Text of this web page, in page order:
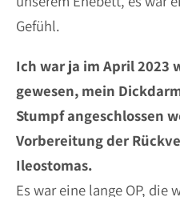
Gefühl.
Ich war ja im April 2023
gewesen, mein
Stumpf angeschlossen
Vorbereitung der
Ileostomas.
Es war eine lange OP,